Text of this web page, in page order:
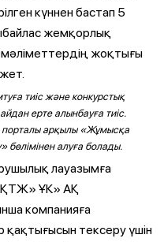
күннен бастап 5
жемқорлық
жоқтығы
тиіс және конкурстық
айдан ерте алынбауға тиіс.
порталы арқылы «Жұмысқа
бөлімінен алуға болады.
лауазымға
ҰК» АҚ
компанияға
қақтығысын тексеру үшін